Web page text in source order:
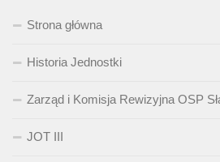
Strona główna
Historia Jednostki
Zarząd i Komisja Rewizyjna OSP
JOT III